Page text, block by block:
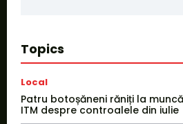
Topics
Local
Patru botoșăneni răniți la
ITM despre controalele din iulie